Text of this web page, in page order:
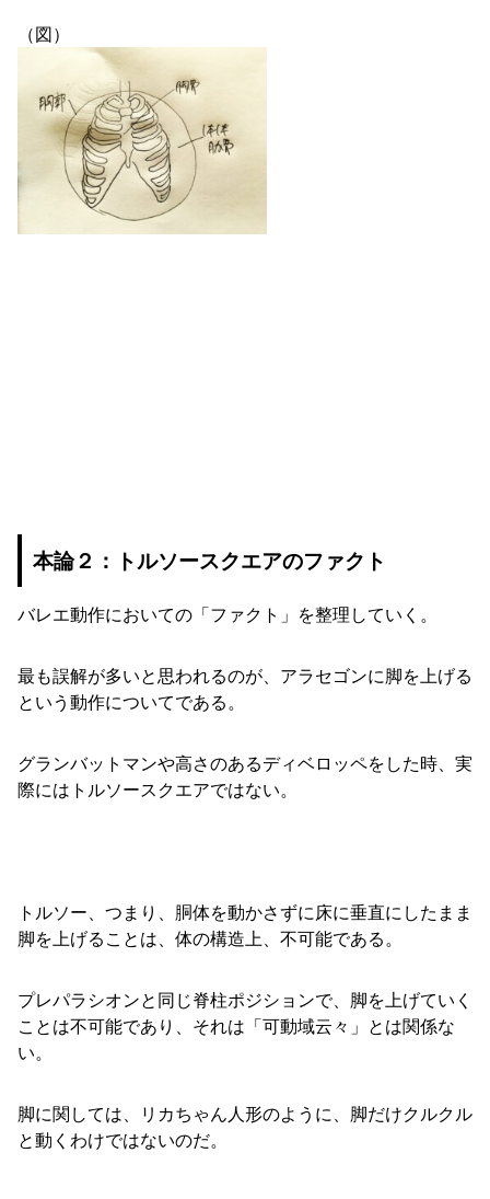
（図）
本論２：トルソースクエアのファクト
バレエ動作においての「ファクト」を整理していく。
最も誤解が多いと思われるのが、アラセゴンに脚を上げる
という動作についてである。
グランバットマンや高さのあるディベロッペをした時、実
際にはトルソースクエアではない。
トルソー、つまり、胴体を動かさずに床に垂直にしたまま
脚を上げることは、体の構造上、不可能である。
プレパラシオンと同じ脊柱ポジションで、脚を上げていく
ことは不可能であり、それは「可動域云々」とは関係な
い。
脚に関しては、リカちゃん人形のように、脚だけクルクル
と動くわけではないのだ。